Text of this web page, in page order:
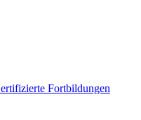
Fortbildungen